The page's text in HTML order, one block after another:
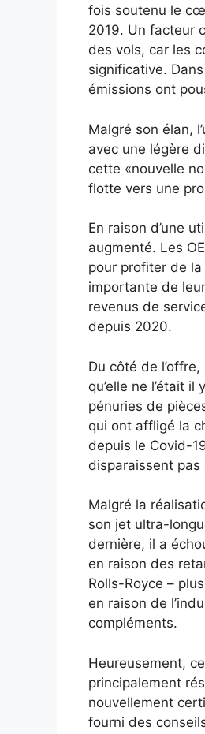
fois soutenu le
2019. Un facteur
des vols, car les
significative.
émissions ont
Malgré son élan,
avec une légère
cette «nouvelle
flotte vers une
En raison d’une
augmenté. Les
pour profiter de
importante de
revenus de
depuis 2020.
Du côté de
qu’elle ne l’était
pénuries de
qui ont affligé la
depuis le Covid-
disparaissent pas
Malgré la
son jet ultra-
dernière, il a
en raison des
Rolls-Royce –
en raison de
compléments.
Heureusement,
principalement
nouvellement
fourni des